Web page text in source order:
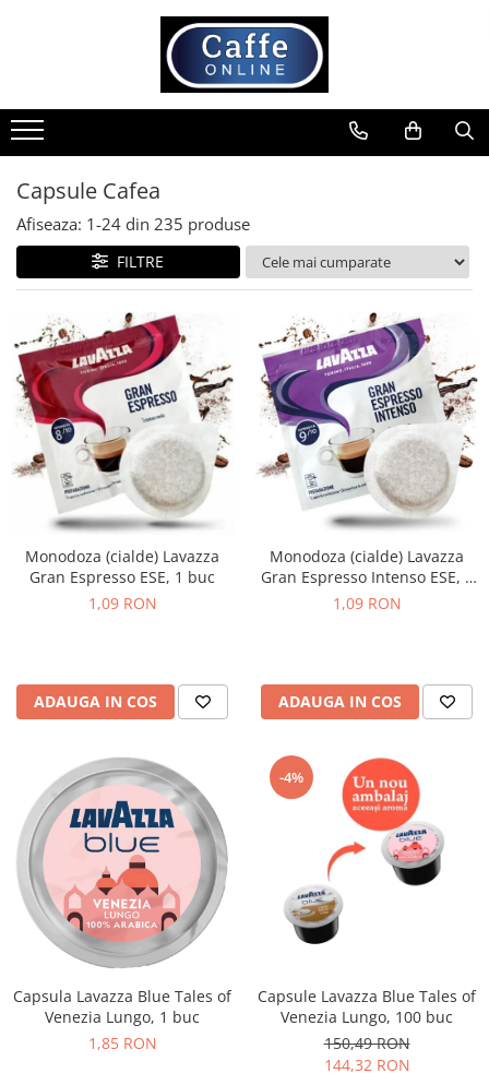
Cafea
Cafea Boabe
Capsule Cafea
Cafea Macinata
Cafea Instant
Ceai
Aparate Automate
Aparate capsule
Aparate clasice
Accesorii
Rasnite
Complementare
Capace
Cesti si farfurii
Palete cafea
Cappucino instant
Ciocolata calda
Lapte instant
Pliculete Zahar si Miere
Siropuri
Topping
Aparate SH
Promotii
Stabilizatoare tensiune
Piese schimb espressoare
Capsule Cafea
Afiseaza: 1-24 din 235 produse
FILTRE
Monodoza (cialde) Lavazza
Gran Espresso ESE, 1 buc
1,09 RON
ADAUGA IN COS
Monodoza (cialde) Lavazza
Gran Espresso Intenso ESE, 1
buc
1,09 RON
ADAUGA IN COS
Capsula Lavazza Blue Tales of
Venezia Lungo, 1 buc
1,85 RON
-4%
Capsule Lavazza Blue Tales of
Venezia Lungo, 100 buc
150,49 RON
144,32 RON